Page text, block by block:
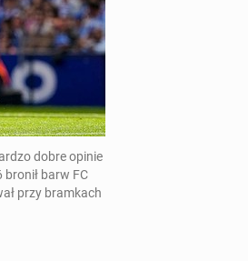
dobre opinie
barw FC
przy bram­kach